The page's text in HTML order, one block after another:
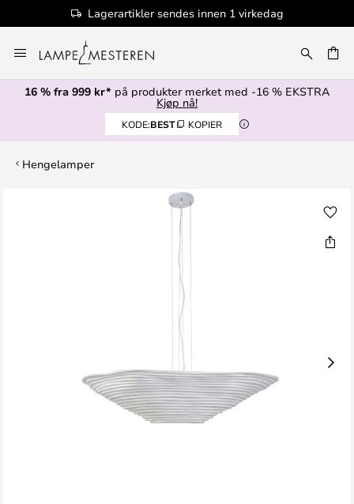
Lagerartikler sendes innen 1 virkedag
til
innhold
16 % fra 999 kr* på produkter merket med -16 % EKSTRA
Kjøp nå!
KODE:BEST KOPIER
Hengelamper